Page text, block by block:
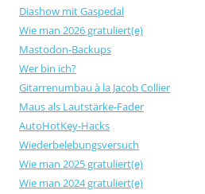
Diashow mit Gaspedal
Wie man 2026 gratuliert(e)
Mastodon-Backups
Wer bin ich?
Gitarrenumbau à la Jacob Collier
Maus als Lautstärke-Fader
AutoHotKey-Hacks
Wiederbelebungsversuch
Wie man 2025 gratuliert(e)
Wie man 2024 gratuliert(e)